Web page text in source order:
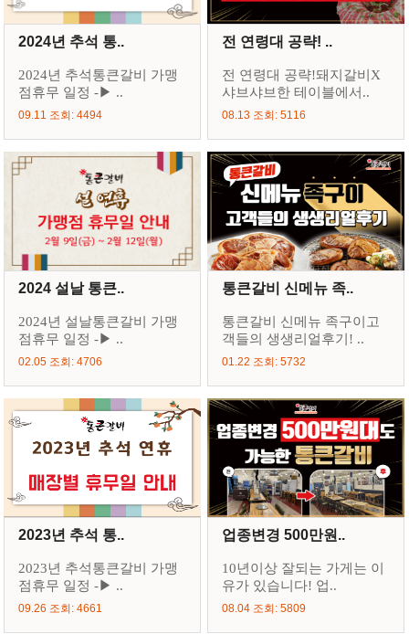
2024년 추석 통..
2024년 추석통큰갈비 가맹
점휴무 일정 -▶ ..
09.11 조회: 4494
전 연령대 공략! ..
전 연령대 공략!돼지갈비X
샤브샤브한 테이블에서..
08.13 조회: 5116
2024 설날 통큰..
2024년 설날통큰갈비 가맹
점휴무 일정 -▶ ..
02.05 조회: 4706
통큰갈비 신메뉴 족..
통큰갈비 신메뉴 족구이고
객들의 생생리얼후기! ..
01.22 조회: 5732
2023년 추석 통..
2023년 추석통큰갈비 가맹
점휴무 일정 -▶ ..
09.26 조회: 4661
업종변경 500만원..
10년이상 잘되는 가게는 이
유가 있습니다! 업..
08.04 조회: 5809